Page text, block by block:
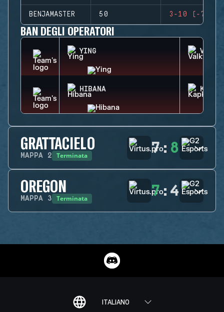
BENJAMASTER 50 3-10 (-7)
BAN DEGLI OPERATORI
YING
HIBANA
GRATTACIELO
MAPPA 2 Terminata 7: 8
OREGON
MAPPA 3 Terminata 7: 4
ITALIANO